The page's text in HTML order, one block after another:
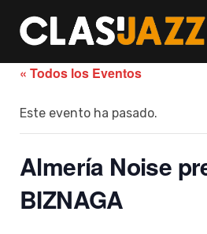
content
« Todos los Eventos
Este evento ha pasado.
Almería Noise
BIZNAGA